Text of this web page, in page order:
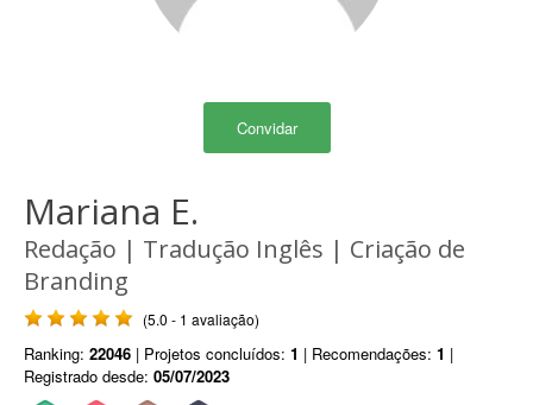
Convidar
Mariana E.
Redação | Tradução Inglês | Criação de
Branding
(5.0 - 1 avaliação)
Ranking: 22046 | Projetos concluídos: 1 | Recomendações: 1 |
Registrado desde: 05/07/2023